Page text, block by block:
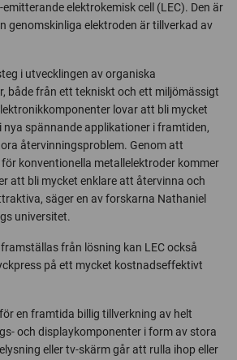
emitterande elektrokemisk cell (LEC). Den är
genomskinliga elektroden är tillverkad av
i utvecklingen av organiska
både från ett tekniskt och ett miljömässigt
lovar att bli mycket
spännande applikationer i framtiden,
återvinningsproblem. Genom att
konventionella metallelektroder kommer
att bli mycket enklare att återvinna och
säger en av forskarna Nathaniel
universitet.
från lösning kan LEC också
på ett mycket kostnadseffektivt
en framtida billig tillverkning av helt
och displaykomponenter i form av stora
eller tv-skärm går att rulla ihop eller